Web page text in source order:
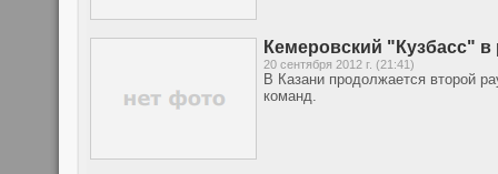
Кемеровский "Кузбасс"
20 сентября 2012 г. (21:41)
В Казани продолжается второй
команд.